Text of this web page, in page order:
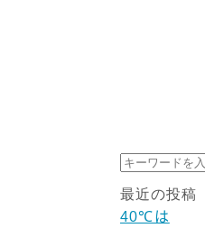
最近の投稿
40℃は